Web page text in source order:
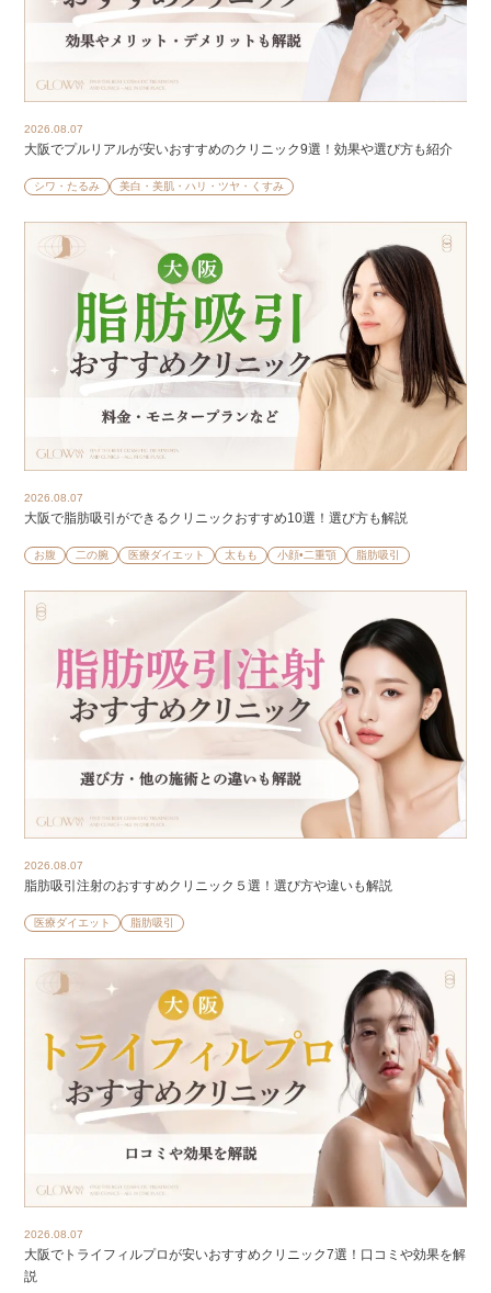
2026.08.07
大阪でプルリアルが安いおすすめのクリニック9選！効果や選び方も紹介
シワ・たるみ 美白・美肌・ハリ・ツヤ・くすみ
2026.08.07
大阪で脂肪吸引ができるクリニックおすすめ10選！選び方も解説
お腹 二の腕 医療ダイエット 太もも 小顔•二重顎 脂肪吸引
2026.08.07
脂肪吸引注射のおすすめクリニック５選！選び方や違いも解説
医療ダイエット 脂肪吸引
2026.08.07
大阪でトライフィルプロが安いおすすめクリニック7選！口コミや効果を解
説